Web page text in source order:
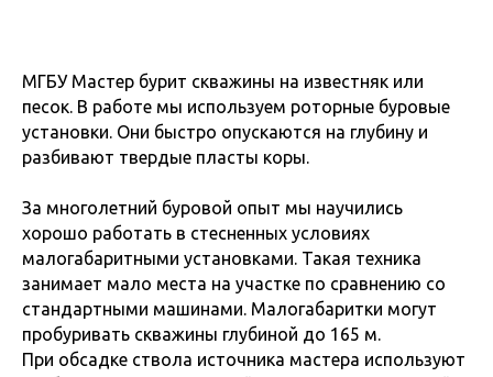
МГБУ Мастер бурит скважины на известняк или
песок. В работе мы используем роторные буровые
установки. Они быстро опускаются на глубину и
разбивают твердые пласты коры.
За многолетний буровой опыт мы научились
хорошо работать в стесненных условиях
малогабаритными установками. Такая техника
занимает мало места на участке по сравнению со
стандартными машинами. Малогабаритки могут
пробуривать скважины глубиной до 165 м.
При обсадке ствола источника мастера используют